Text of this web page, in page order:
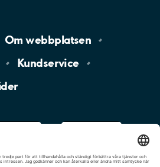
Omwebbplatsen
Kundservice